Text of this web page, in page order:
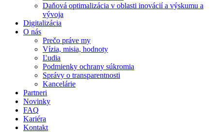
Daňová optimalizácia v oblasti inovácií a výskumu a
vývoja
Digitalizácia
O nás
Prečo práve my
Vízia, misia, hodnoty
Ľudia
Podmienky ochrany súkromia
Správy o transparentnosti
Kancelárie
Partneri
Novinky
FAQ
Kariéra
Kontakt